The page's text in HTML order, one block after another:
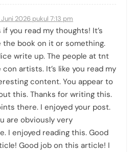
2026 pukul 7:13 pm
you read my thoughts! It’s
the book on it or something.
write up. The people at tnt
artists. It’s like you read my
content. You appear to
this. Thanks for writing this.
there. I enjoyed your post.
are obviously very
I enjoyed reading this. Good
Good job on this article! I